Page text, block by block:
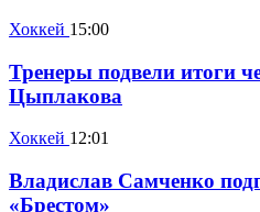
Хоккей 15:00
Тренеры подвели итоги
Цыплакова
Хоккей 12:01
Владислав Самченко
«Брестом»